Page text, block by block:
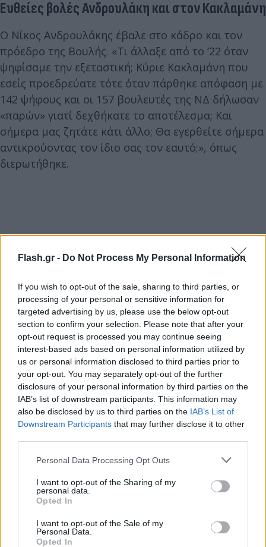
Flash.gr - Do Not Process My Personal Information
If you wish to opt-out of the sale, sharing to third parties, or
processing of your personal or sensitive information for
targeted advertising by us, please use the below opt-out
section to confirm your selection. Please note that after your
opt-out request is processed you may continue seeing
interest-based ads based on personal information utilized by
us or personal information disclosed to third parties prior to
your opt-out. You may separately opt-out of the further
disclosure of your personal information by third parties on the
IAB’s list of downstream participants. This information may
also be disclosed by us to third parties on the IAB’s List of
Downstream Participants that may further disclose it to other
Please note that this website/app uses one or more Google
not limited to your visit or usage behaviour. You may click to
grant or deny consent to Google and its third-party tags to
use your data for below specified purposes in below Google
consent section.
Personal Data Processing Opt Outs
I want to opt-out of the Sharing of my
personal data.
Opted In
I want to opt-out of the Sale of my
Personal Data.
Opted In
Ευθείες βολές Ανδρουλάκη και στον Κακλαμάνη
Ο Νίκος Ανδρουλάκης έβαλε στο κάδρο και τον
πρόεδρο της Βουλής. «Τι άλλαξε από το ‘22 όταν
ψηφίσαμε την εξεταστική; Κύριε Κακλαμάνη που
εσείς προεδρεύατε τότε όταν πάρθηκε απόφαση με
142 ψήφους και οι 157 βουλευτές της ΝΔ δήλωσαν
«παρών» γιατί δεχθήκατε το αποτέλεσμα; Και
σήμερα μας ζητάτε κάτι άλλο; Θα εγερθείτε σήμερα
αντικρούοντας τον ίδιο σας τον εαυτό;», όπως
διερωτήθηκε.